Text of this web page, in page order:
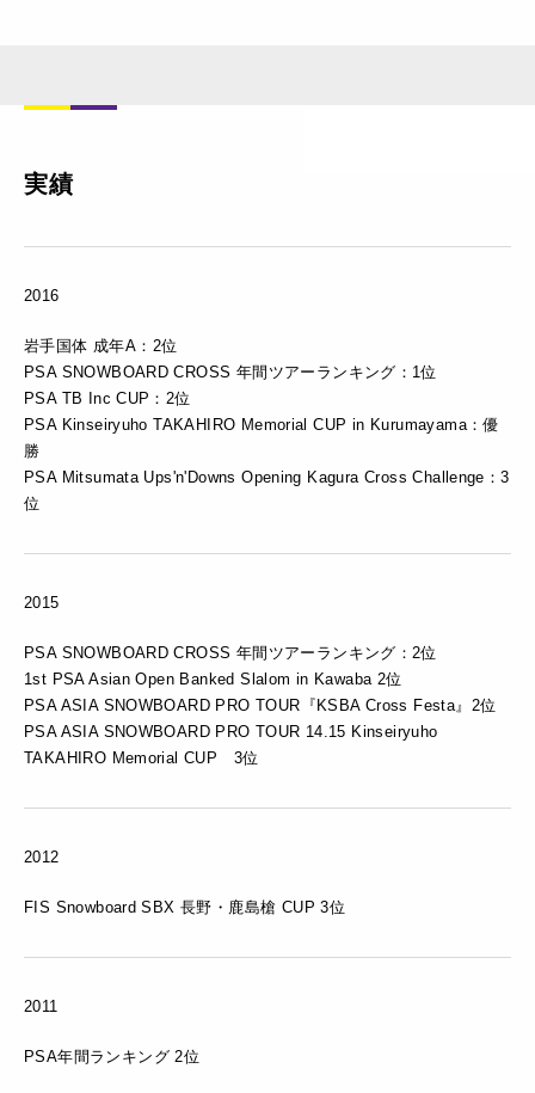
実績
2016
岩手国体 成年A：2位
PSA SNOWBOARD CROSS 年間ツアーランキング：1位
PSA TB Inc CUP：2位
PSA Kinseiryuho TAKAHIRO Memorial CUP in Kurumayama：優
勝
PSA Mitsumata Ups'n'Downs Opening Kagura Cross Challenge：3
位
2015
PSA SNOWBOARD CROSS 年間ツアーランキング：2位
1st PSA Asian Open Banked Slalom in Kawaba 2位
PSA ASIA SNOWBOARD PRO TOUR『KSBA Cross Festa』2位
PSA ASIA SNOWBOARD PRO TOUR 14.15 Kinseiryuho
TAKAHIRO Memorial CUP 3位
2012
FIS Snowboard SBX 長野・鹿島槍 CUP 3位
2011
PSA年間ランキング 2位